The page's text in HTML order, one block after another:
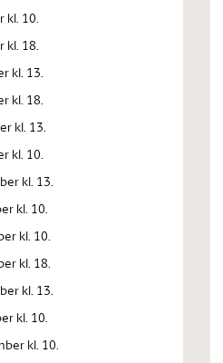
kl. 10.
kl. 18.
kl. 13.
kl. 18.
kl. 13.
kl. 10.
kl. 13.
kl. 10.
kl. 10.
kl. 18.
kl. 13.
kl. 10.
kl. 10.